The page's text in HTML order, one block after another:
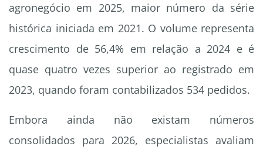
agronegócio em 2025, maior número da série
histórica iniciada em 2021. O volume representa
crescimento de 56,4% em relação a 2024 e é
quase quatro vezes superior ao registrado em
2023, quando foram contabilizados 534 pedidos.
Embora ainda não existam números
consolidados para 2026, especialistas avaliam